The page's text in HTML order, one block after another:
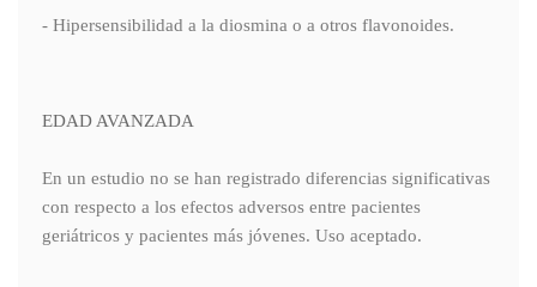
- Hipersensibilidad a la diosmina o a otros flavonoides.
EDAD AVANZADA
En un estudio no se han registrado diferencias significativas
con respecto a los efectos adversos entre pacientes
geriátricos y pacientes más jóvenes. Uso aceptado.